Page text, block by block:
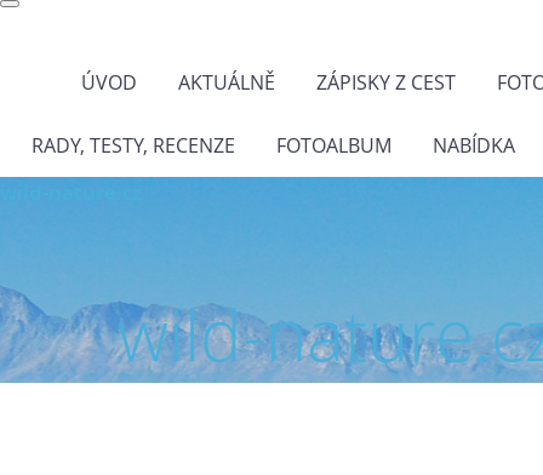
ÚVOD AKTUÁLNĚ ZÁPISKY Z CEST
RADY, TESTY, RECENZE FOTOALBUM NABÍDKA
wild-